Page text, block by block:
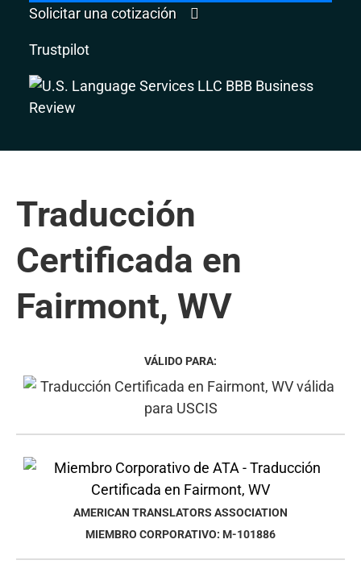
Solicitar una cotización
Trustpilot
Traducción
Certificada en
Fairmont, WV
VÁLIDO PARA:
AMERICAN TRANSLATORS ASSOCIATION
MIEMBRO CORPORATIVO: M-101886